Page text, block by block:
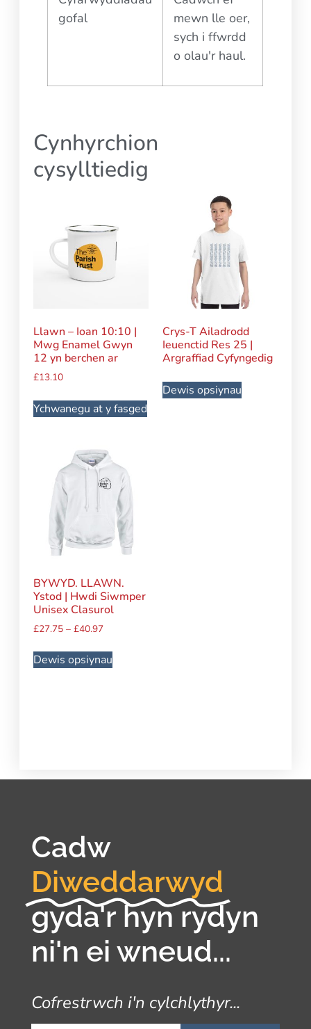
gofal
mewn lle oer,
sych i ffwrdd
o olau'r haul.
Cynhyrchion
cysylltiedig
Llawn – Ioan 10:10 |
Mwg Enamel Gwyn
12 yn berchen ar
£13.10
Ychwanegu at y fasged
Crys-T Ailadrodd
Ieuenctid Res 25 |
Argraffiad Cyfyngedig
Dewis opsiynau
BYWYD. LLAWN.
Ystod | Hwdi Siwmper
Unisex Clasurol
£27.75 – £40.97
Dewis opsiynau
Cadw
Diweddarwyd
gyda'r hyn rydyn
ni'n ei wneud...
Cofrestrwch i'n cylchlythyr...